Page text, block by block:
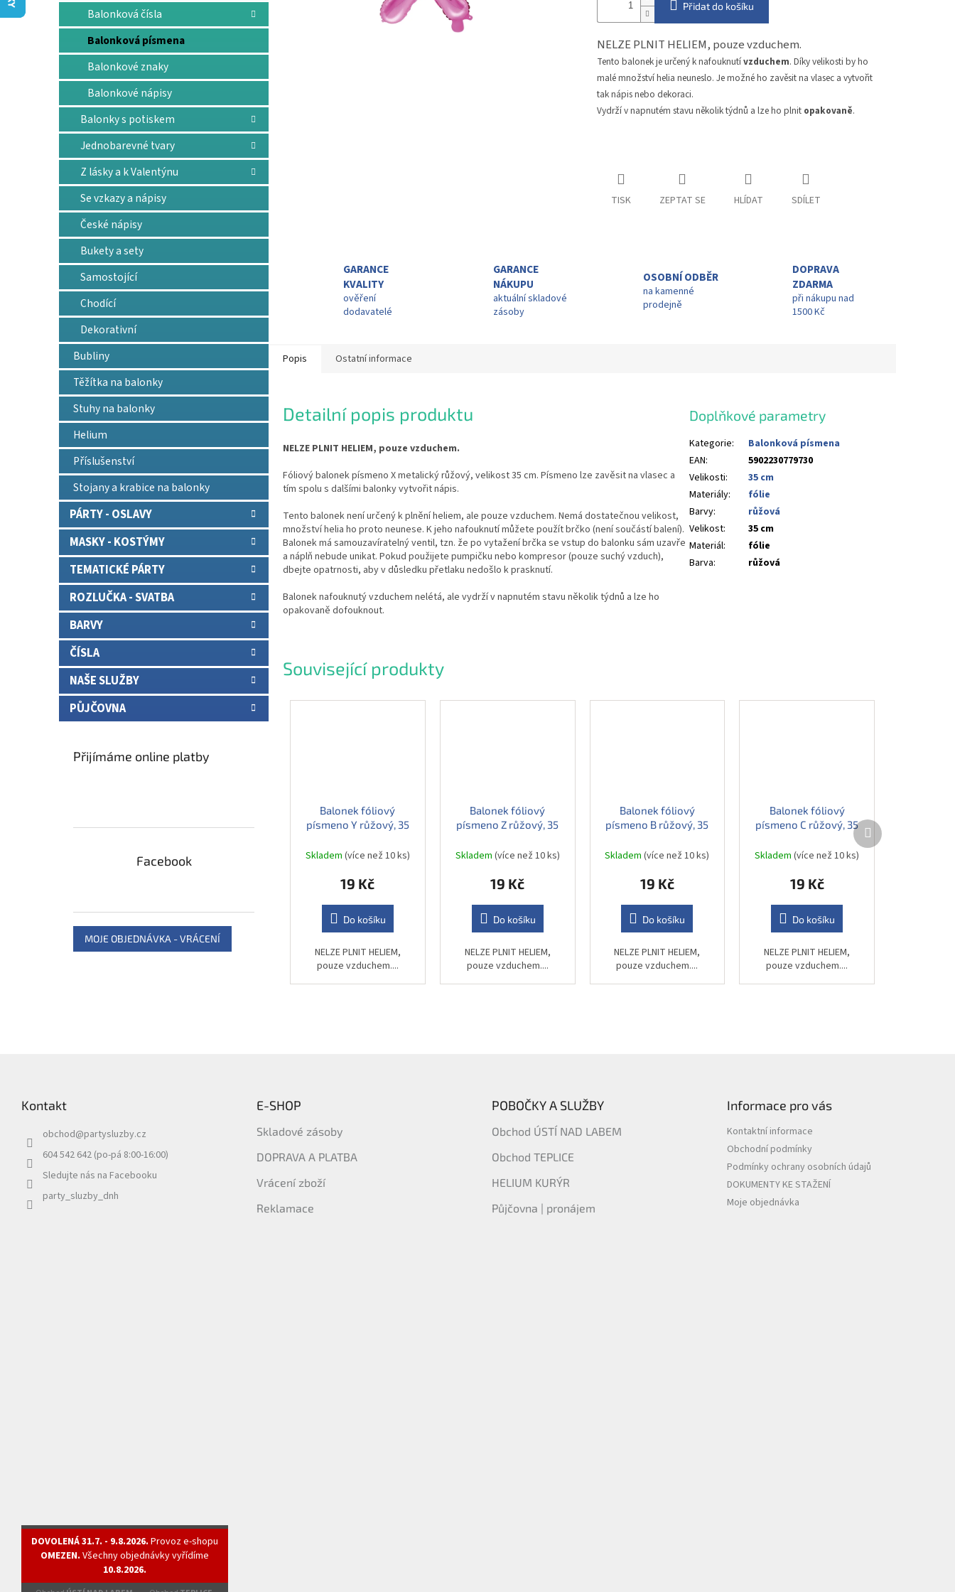
l
Balonková čísla
Balonková písmena
Balonkové znaky
Balonkové nápisy
Balonky s potiskem
Jednobarevné tvary
Z lásky a k Valentýnu
Se vzkazy a nápisy
České nápisy
Bukety a sety
Samostojící
Chodící
Dekorativní
Bubliny
Těžítka na balonky
Stuhy na balonky
Helium
Příslušenství
Stojany a krabice na balonky
PÁRTY - OSLAVY
MASKY - KOSTÝMY
TEMATICKÉ PÁRTY
ROZLUČKA - SVATBA
BARVY
ČÍSLA
NAŠE SLUŽBY
PŮJČOVNA
Přijímáme online platby
Facebook
MOJE OBJEDNÁVKA - VRÁCENÍ
Přidat do košíku
NELZE PLNIT HELIEM, pouze vzduchem.
Tento balonek je určený k nafouknutívzduchem. Díky velikosti by ho
malé množství helia neuneslo. Je možné ho zavěsit na vlasec a vytvořit
tak nápis nebo dekoraci.
Vydrží v napnutém stavu několik týdnů a lze ho plnit opakovaně.
TISK ZEPTAT SE HLÍDAT SDÍLET
GARANCE
KVALITY
ověření
dodavatelé
GARANCE
NÁKUPU
aktuální skladové
zásoby
OSOBNÍ ODBĚR
na kamenné
prodejně
DOPRAVA
ZDARMA
při nákupu nad
1500 Kč
Související produkty
Balonek fóliový
písmeno Y růžový, 35
Skladem (více než 10 ks)
19 Kč
Do košíku
NELZE PLNIT HELIEM,
pouze vzduchem....
Balonek fóliový
písmeno Z růžový, 35
Skladem (více než 10 ks)
19 Kč
Do košíku
NELZE PLNIT HELIEM,
pouze vzduchem....
Balonek fóliový
písmeno B růžový, 35
Skladem(více než 10 ks)
19 Kč
Do košíku
NELZE PLNIT HELIEM,
pouze vzduchem....
Balonek fóliový
písmeno C růžový, 35
Skladem(více než 10 ks)
19 Kč
Do košíku
NELZE PLNIT HELIEM,
pouze vzduchem....
Další
produkt
Popis Ostatní informace
Detailní popis produktu
NELZE PLNIT HELIEM, pouze vzduchem.
Fóliový balonek písmeno X metalický růžový, velikost 35 cm. Písmeno lze zavěsit na vlasec a
tím spolu s dalšími balonky vytvořit nápis.
Tento balonek není určený k plnění heliem, ale pouze vzduchem. Nemá dostatečnou velikost,
množství helia ho proto neunese. K jeho nafouknutí můžete použít brčko (není součástí balení).
Balonek má samouzavíratelný ventil, tzn. že po vytažení brčka se vstup do balonku sám uzavře
a náplň nebude unikat. Pokud použijete pumpičku nebo kompresor (pouze suchý vzduch),
dbejte opatrnosti, aby v důsledku přetlaku nedošlo k prasknutí.
Balonek nafouknutý vzduchem nelétá, ale vydrží v napnutém stavu několik týdnů a lze ho
opakovaně dofouknout.
Doplňkové parametry
Kategorie:
Balonková písmena
EAN:
5902230779730
Velikosti:
35 cm
Materiály:
fólie
Barvy:
růžová
Velikost:
35 cm
Materiál:
fólie
Barva: růžová
Kontakt
obchod@partysluzby.cz
604 542 642 (po-pá 8:00-16:00)
Sledujte nás na Facebooku
party_sluzby_dnh
E-SHOP
Skladové zásoby
DOPRAVA A PLATBA
Vrácení zboží
Reklamace
POBOČKY A SLUŽBY
Obchod ÚSTÍ NAD LABEM
Obchod TEPLICE
HELIUM KURÝR
Půjčovna | pronájem
Informace pro vás
Kontaktní informace
Obchodní podmínky
Podmínky ochrany osobních údajů
DOKUMENTY KE STAŽENÍ
Moje objednávka
DOVOLENÁ 31.7. - 9.8.2026. Provoz e-shopu
OMEZEN. Všechny objednávky vyřídíme
10.8.2026.